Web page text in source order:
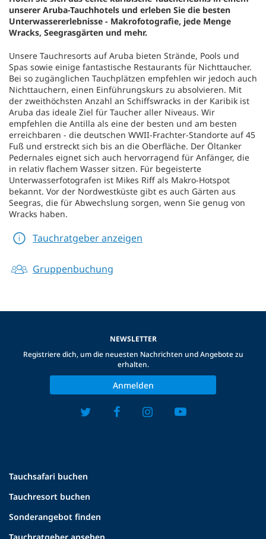
unserer Aruba-Tauchhotels und erleben Sie die besten
Unterwassererlebnisse - Makrofotografie, jede Menge
Wracks, Seegrasgärten und mehr.
Unsere Tauchresorts auf Aruba bieten Strände, Pools und
Spas sowie einige fantastische Restaurants für Nichttaucher.
Bei so zugänglichen Tauchplätzen empfehlen wir jedoch auch
Nichttauchern, einen Einführungskurs zu absolvieren. Mit
der zweithöchsten Anzahl an Schiffswracks in der Karibik ist
Aruba das ideale Ziel für Taucher aller Niveaus. Wir
empfehlen die Antilla als eine der besten und am besten
erreichbaren - die deutschen WWII-Frachter-Standorte auf 45
Fuß und erstreckt sich bis an die Oberfläche. Der Öltanker
Pedernales eignet sich auch hervorragend für Anfänger, die
in relativ flachem Wasser sitzen. Für begeisterte
Unterwasserfotografen ist Mikes Riff als Makro-Hotspot
bekannt. Vor der Nordwestküste gibt es auch Gärten aus
Seegras, die für Abwechslung sorgen, wenn Sie genug von
Wracks haben.
Tauchratgeber anzeigen
Gruppenbuchung
Tauchsafari buchen
Tauchresort buchen
Sonderangebot finden
NEWSLETTER
Registriere dich, um die neuesten Nachrichten und Angebote zu
erhalten.
Anmelden